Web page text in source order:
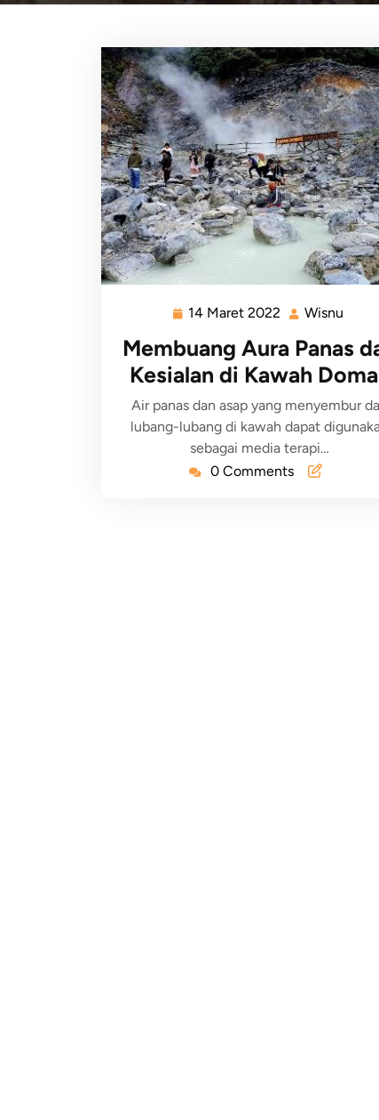
14 Maret 2022 Wisnu
Membuang Aura Panas
Kesialan di Kawah
Air panas dan asap yang menyembur
lubang-lubang di kawah dapat
sebagai media terapi…
0 Comments